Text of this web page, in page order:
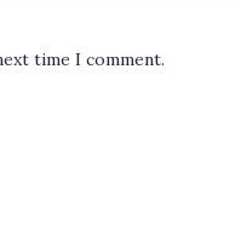
time I comment.